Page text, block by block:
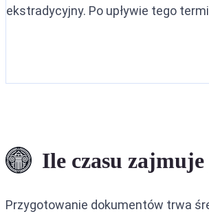
ekstradycyjny. Po upływie tego
Ile czasu
Przygotowanie dokumentów trwa